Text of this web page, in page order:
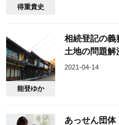
得重貴史
能登ゆか
相続登記の義
土地の問題
か？
2021-04-14
あっせん団